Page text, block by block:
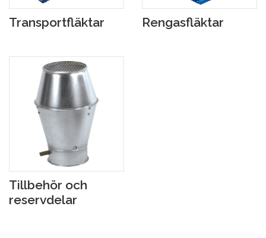
Transportfläktar Rengasfläktar
Tillbehör och
reservdelar